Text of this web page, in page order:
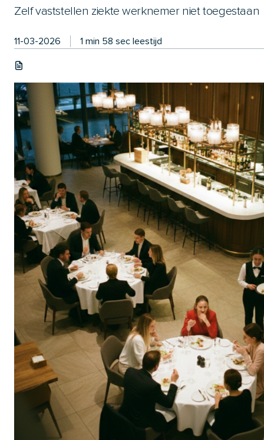
Zelf vaststellen ziekte werknemer niet toegestaan
11-03-2026 1 min 58 sec leestijd